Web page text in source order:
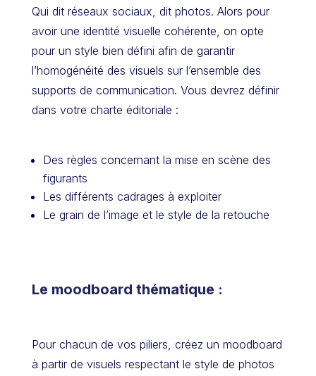
Qui dit réseaux sociaux, dit photos. Alors pour
avoir une identité visuelle cohérente, on opte
pour un style bien défini afin de garantir
l’homogénéité des visuels sur l’ensemble des
supports de communication. Vous devrez définir
dans votre charte éditoriale :
Des règles concernant la mise en scène des
figurants
Les différents cadrages à exploiter
Le grain de l’image et le style de la retouche
Le moodboard thématique :
Pour chacun de vos piliers, créez un moodboard
à partir de visuels respectant le style de photos